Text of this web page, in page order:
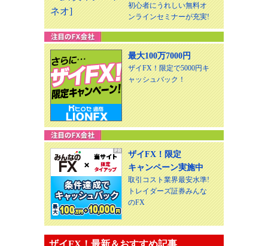
初心者にうれしい無料オ
ンラインセミナーが充実!
最大100万7000円
ザイFX！限定で5000円キ
ャッシュバック！
ザイFX！限定
キャンペーン実施中
取引コスト業界最安水準!
トレイダーズ証券みんな
のFX
ザイFX！最新＆おすすめ記事